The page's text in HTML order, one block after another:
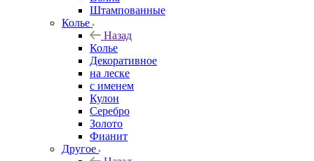
Штампованные
Колье
Назад
Колье
Декоративное
на леске
с именем
Кулон
Серебро
Золото
Фианит
Другое